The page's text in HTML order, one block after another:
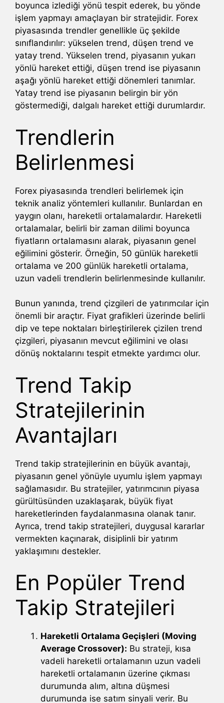
boyunca izlediği yönü tespit ederek, bu yönde
işlem yapmayı amaçlayan bir stratejidir. Forex
piyasasında trendler genellikle üç şekilde
sınıflandırılır: yükselen trend, düşen trend ve
yatay trend. Yükselen trend, piyasanın yukarı
yönlü hareket ettiği, düşen trend ise piyasanın
aşağı yönlü hareket ettiği dönemleri tanımlar.
Yatay trend ise piyasanın belirgin bir yön
göstermediği, dalgalı hareket ettiği durumlardır.
Trendlerin
Belirlenmesi
Forex piyasasında trendleri belirlemek için
teknik analiz yöntemleri kullanılır. Bunlardan en
yaygın olanı, hareketli ortalamalardır. Hareketli
ortalamalar, belirli bir zaman dilimi boyunca
fiyatların ortalamasını alarak, piyasanın genel
eğilimini gösterir. Örneğin, 50 günlük hareketli
ortalama ve 200 günlük hareketli ortalama,
uzun vadeli trendlerin belirlenmesinde kullanılır.
Bunun yanında, trend çizgileri de yatırımcılar için
önemli bir araçtır. Fiyat grafikleri üzerinde belirli
dip ve tepe noktaları birleştirilerek çizilen trend
çizgileri, piyasanın mevcut eğilimini ve olası
dönüş noktalarını tespit etmekte yardımcı olur.
Trend Takip
Stratejilerinin
Avantajları
Trend takip stratejilerinin en büyük avantajı,
piyasanın genel yönüyle uyumlu işlem yapmayı
sağlamasıdır. Bu stratejiler, yatırımcının piyasa
gürültüsünden uzaklaşarak, büyük fiyat
hareketlerinden faydalanmasına olanak tanır.
Ayrıca, trend takip stratejileri, duygusal kararlar
vermekten kaçınarak, disiplinli bir yatırım
yaklaşımını destekler.
En Popüler Trend
Takip Stratejileri
Hareketli Ortalama Geçişleri (Moving
Average Crossover): Bu strateji, kısa
vadeli hareketli ortalamanın uzun vadeli
hareketli ortalamanın üzerine çıkması
durumunda alım, altına düşmesi
durumunda ise satım sinyali verir. Bu